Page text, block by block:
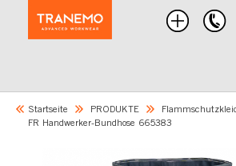
Startseite PRODUKTE
FR Handwerker-Bundhose 665383